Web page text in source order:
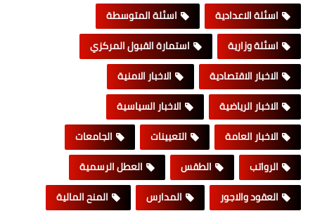
اسئلة الاعدادية
اسئلة المتوسطة
اسئلة وزارية
استمارة القبول المركزي
الاخبار الاقتصادية
الاخبار الامنية
الاخبار الرياضية
الاخبار السياسية
الاخبار العامة
التعيينات
الجامعات
الرواتب
الطقس
العطل الرسمية
العقود والاجور
المدارس
المنح المالية